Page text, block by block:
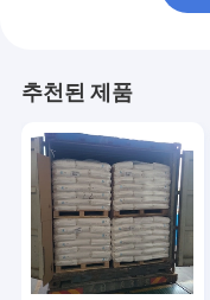
추천된 제품